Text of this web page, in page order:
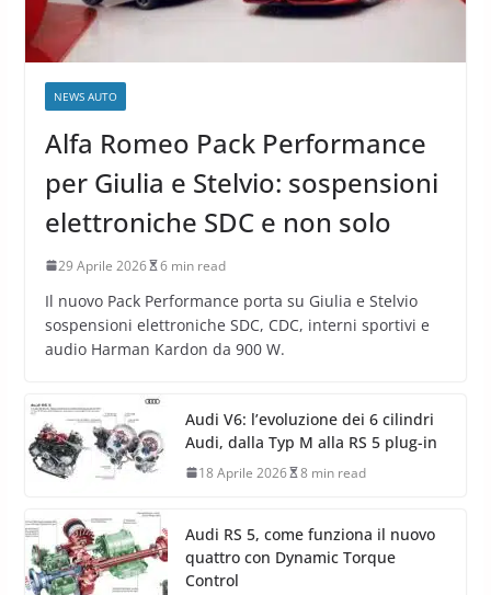
NEWS AUTO
Alfa Romeo Pack Performance
per Giulia e Stelvio: sospensioni
elettroniche SDC e non solo
29 Aprile 2026 6 min read
Il nuovo Pack Performance porta su Giulia e Stelvio
sospensioni elettroniche SDC, CDC, interni sportivi e
audio Harman Kardon da 900 W.
Audi V6: l’evoluzione dei 6 cilindri
Audi, dalla Typ M alla RS 5 plug-in
18 Aprile 2026 8 min read
Audi RS 5, come funziona il nuovo
quattro con Dynamic Torque
Control